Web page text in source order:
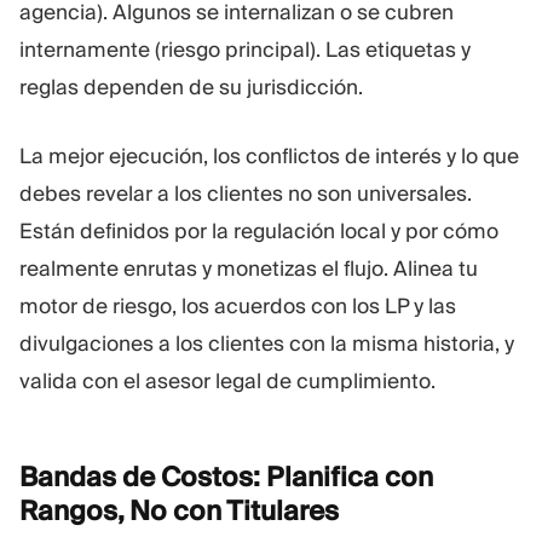
agencia). Algunos se internalizan o se cubren
internamente (riesgo principal). Las etiquetas y
reglas dependen de su jurisdicción.
La mejor ejecución, los conflictos de interés y lo que
debes revelar a los clientes no son universales.
Están definidos por la regulación local y por cómo
realmente enrutas y monetizas el flujo. Alinea tu
motor de riesgo, los acuerdos con los LP y las
divulgaciones a los clientes con la misma historia, y
valida con el asesor legal de cumplimiento.
Bandas de Costos: Planifica con
Rangos, No conTitulares